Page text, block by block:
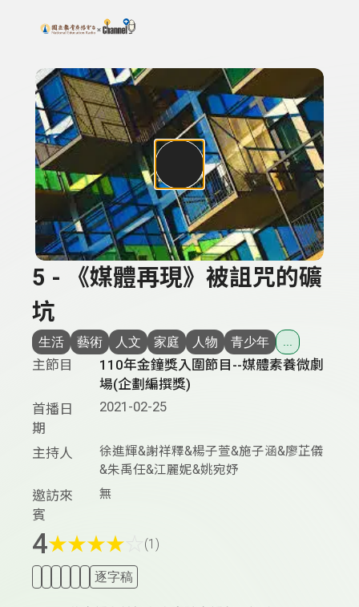
上方功能區塊
搜尋關鍵字：可輸入節目名稱、主持人或關鍵字
5 - 《媒體再現》被詛咒的礦
坑
生活 藝術 人文 家庭 人物 青少年 ...
主節目
110年金鐘獎入圍節目--媒體素養微劇
場(企劃編撰獎)
首播日
期
2021-02-25
主持人
徐進輝&謝祥釋&楊子萱&施子涵&廖芷儀
&朱禹任&江麗妮&姚宛妤
邀訪來
賓
無
4★★★★ (1)
逐字稿